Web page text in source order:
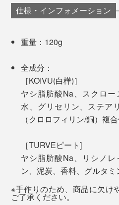
水はけの良いソープディッシュをお使いく
どちらを選ぶかはお好みで
大学院で化学の博士号を取
に生産をスタート。
も、ガゼン増えました。
仕様・インフォメーション
重量：120g
全成分：
［KOIVU(白樺)］
ヤシ脂肪酸Na、スクロー
水、グリセリン、ステア
（クロロフィリン/銅）複
［TURVEピート]
ヤシ脂肪酸Na、リシノ
ン、泥炭、香料、グルタ
※手作りのため、商品に欠け
ご了承ください。